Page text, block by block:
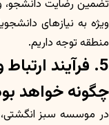
تضمین رضایت
ویژه به نیازهای
منطقه توجه داریم.
5. فرآیند
چگونه خواهد
در موسسه سبز انگشتی،